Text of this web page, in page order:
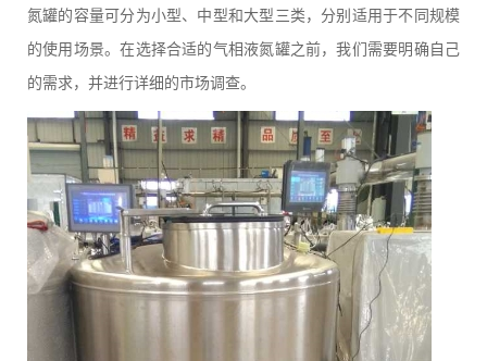
氮罐的容量可分为小型、中型和大型三类，分别适用于不同规模
的使用场景。在选择合适的气相液氮罐之前，我们需要明确自己
的需求，并进行详细的市场调查。